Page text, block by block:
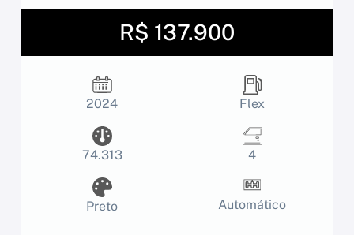
R$ 137.900
2024 Flex
74.313 4
Preto Automático